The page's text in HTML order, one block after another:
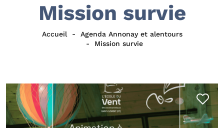
Mission survie
Accueil
Agenda Annonay et alentours
Mission survie